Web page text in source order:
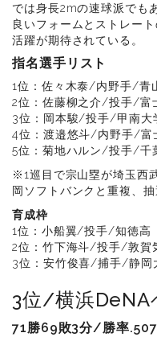
では身長2mの速球派でも
良いフォームとストレー
活躍が期待されている。
指名選手リスト
1位：佐々木泰/内野手/青
2位：佐藤柳之介/投手/富
3位：岡本駿/投手/甲南大
4位：渡邉悠斗/内野手/富
5位：菊地ハルン/投手/千
※1巡目で宗山塁が埼玉西
岡ソフトバンクと重複、
育成枠
1位：小船翼/投手/知徳高
2位：竹下海斗/投手/敦賀
3位：安竹俊喜/捕手/静岡
3位/横浜DeNA
71勝69敗3分/勝率.507